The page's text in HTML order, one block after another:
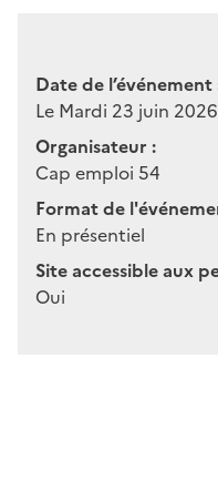
Date de l’événement
Le Mardi 23 juin 2026
Organisateur :
Cap emploi 54
Format de
En présentiel
Site accessible aux
Oui